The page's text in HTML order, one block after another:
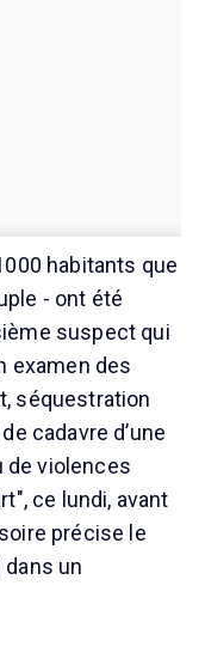
habitants que
- ont été
suspect qui
examen des
séquestration
cadavre d’une
de violences
ce lundi, avant
précise le
un